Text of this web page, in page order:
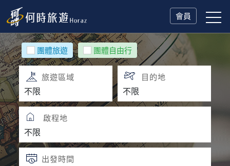
會員
團體旅遊 團體自由行
旅遊區域 目的地
啟程地
出發時間